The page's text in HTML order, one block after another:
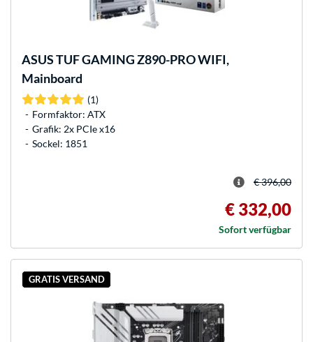
ASUSTUF GAMING Z890-PRO WIFI,
Mainboard
(1)
Formfaktor: ATX
Grafik: 2x PCIe x16
Sockel: 1851
€ 396,00
€ 332,00
Sofort verfügbar
GRATIS VERSAND